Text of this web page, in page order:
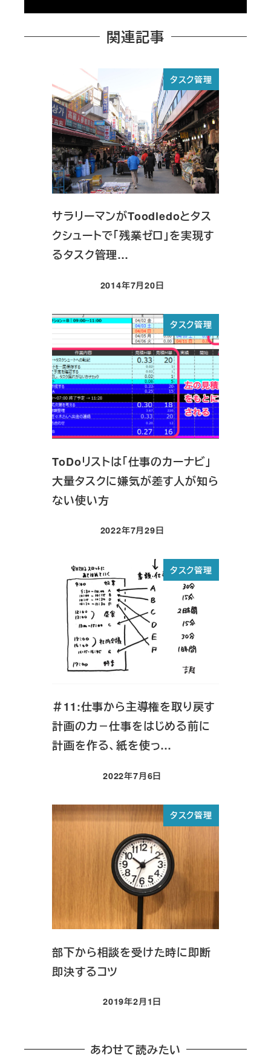
関連記事
タスク管理
サラリーマンがToodledoとタス
クシュートで「残業ゼロ」を実現す
るタスク管理…
投稿日
2014年7月20日
タスク管理
ToDoリストは「仕事のカーナビ」
大量タスクに嫌気が差す人が知ら
ない使い方
投稿日
2022年7月29日
タスク管理
＃11:仕事から主導権を取り戻す
計画の力－仕事をはじめる前に
計画を作る、紙を使っ…
投稿日
2022年7月6日
タスク管理
部下から相談を受けた時に即断
即決するコツ
投稿日
2019年2月1日
あわせて読みたい